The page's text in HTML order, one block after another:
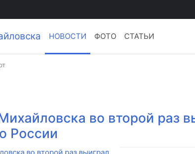
НОВОСТИ ФОТО СТАТЬИ
во второй раз
России